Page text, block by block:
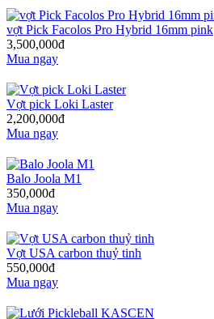
vợt Pick Facolos Pro Hybrid 16mm pink
3,500,000đ
Mua ngay
Vợt pick Loki Laster
2,200,000đ
Mua ngay
Balo Joola M1
350,000đ
Mua ngay
Vợt USA carbon thuỷ tinh
550,000đ
Mua ngay